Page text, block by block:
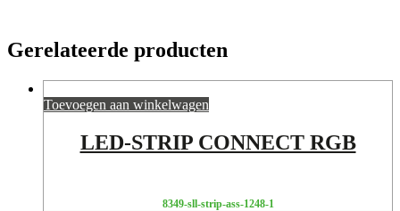
Gerelateerde producten
Toevoegen aan winkelwagen
LED-STRIP CONNECT RGB
8349-sll-strip-ass-1248-1